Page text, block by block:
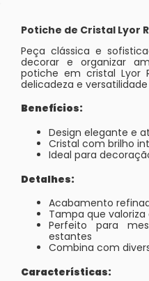
Potiche de Cristal Lyor
Peça clássica e
decorar e organizar
potiche em cristal Lyor
delicadeza e
Benefícios:
Design elegante e
Cristal com brilho
Ideal para
Detalhes:
Acabamento
Tampa que
Perfeito para
estantes
Combina com
Características: